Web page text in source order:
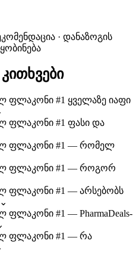
· დანაზოგის
ფლაკონი #1 ყველაზე იაფი
ფლაკონი #1 ფასი და
ფლაკონი #1 — რომელ
ფლაკონი #1 — როგორ
ფლაკონი #1 — არსებობს
⌄
ფლაკონი #1 — PharmaDeals-
ფლაკონი #1 — რა